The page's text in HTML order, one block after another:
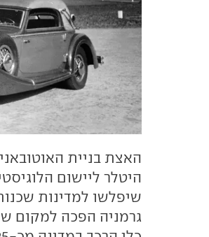
האצת בניית
היטלר ליישום
שיפלשו למדינות